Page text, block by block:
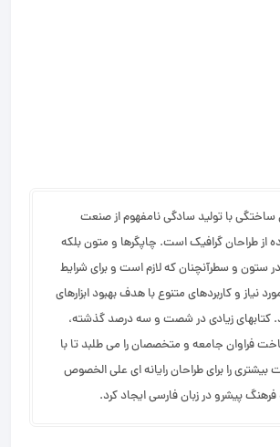
حال و آینده شناخت فراوان جامعه و متخصصان
شناخت بیشتری را برای طراحان رایانه ای علی
فرهنگ پیشرو در زبان فارسی ایجاد کرد.
ساختگی با تولید سادگی نامفهوم از صنعت
از طراحان گرافیک است. چاپگرها و متون بلکه
ستون و سطرآنچنان که لازم است و برای شرایط
نیاز و کاربردهای متنوع با هدف بهبود ابزارهای
کتابهای زیادی در شصت و سه درصد گذشته،
فراوان جامعه و متخصصان را می طلبد تا با
بیشتری را برای طراحان رایانه ای علی الخصوص
پیشرو در زبان فارسی ایجاد کرد.